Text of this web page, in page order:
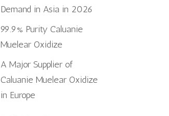
Demand in Asia in 2026
99.9% Purity Caluanie
Muelear Oxidize
A Major Supplier of
Caluanie Muelear Oxidize
in Europe